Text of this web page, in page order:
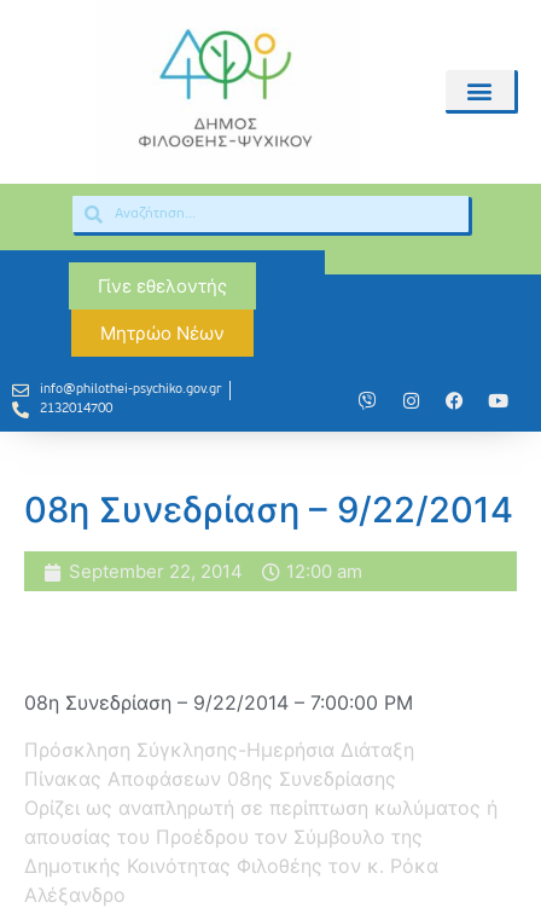
Γίνε εθελοντής
Μητρώο Νέων
info@philothei-psychiko.gov.gr
2132014700
08η Συνεδρίαση – 9/22/2014
September 22, 2014 12:00 am
08η Συνεδρίαση – 9/22/2014 – 7:00:00 PM
Πρόσκληση Σύγκλησης-Ημερήσια Διάταξη
Πίνακας Αποφάσεων 08ης Συνεδρίασης
Ορίζει ως αναπληρωτή σε περίπτωση κωλύματος ή
απουσίας του Προέδρου τον Σύμβουλο της
Δημοτικής Κοινότητας Φιλοθέης τον κ. Ρόκα
Αλέξανδρο